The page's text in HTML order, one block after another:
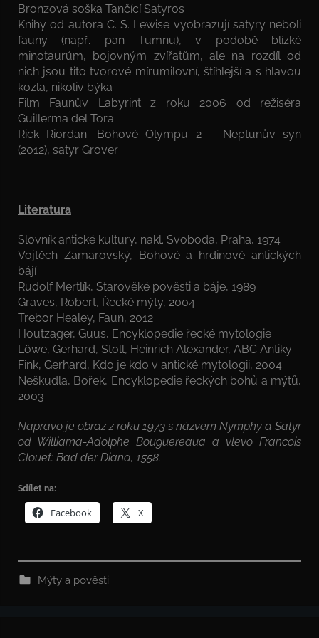
Bronzová soška Tančící Satyros
Knihy od autora C. S. Lewise vyobrazují satyry neboli
fauny (např. pan Tumnu), v podobě blízké
minotaurům, bojovným zvířatům, ale na rozdíl od
nich jsou tito tvorové mírumilovní, štíhlejší a s hlavou
kozla, nikoliv býka
Film Faunův Labyrint z roku 2006 od režiséra
Guillerma del Tora
Rick Riordan: Bohové Olympu 2 − Neptunův syn
(2012), satyr Grover
Literatura
Slovník antické kultury, nakl. Svoboda, Praha, 1974
Vojtěch Zamarovský, Bohové a hrdinové antických
bájí
Rudolf Mertlík, Starověké pověsti a báje, 1989
Graves, Robert, Řecké mýty, 2004
Trebor Healey, Faun, 2012
Houtzager, Guus, Encyklopedie řecké mytologie
Löwe, Gerhard, Stoll, Heinrich Alexander, ABC Antiky
Fink, Gerhard, Kdo je kdo v antické mytologii, 2004
Neškudla, Bořek, Encyklopedie řeckých bohů a mýtů,
2003
Napravo je obraz z roku 1973 s názvem Nymphy a Satyr
od Williama-Adolphe Bouguereaua a vlevo Francois
Clouet: Bad der Diana, 1558.
Sdílet na:
Facebook X
Mýty a pověsti